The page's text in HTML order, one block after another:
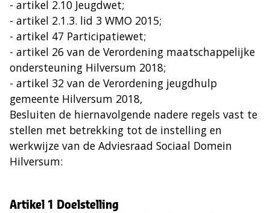
- artikel 2.10 Jeugdwet;
- artikel 2.1.3. lid 3 WMO 2015;
- artikel 47 Participatiewet;
- artikel 26 van de Verordening maatschappelijke
ondersteuning Hilversum 2018;
- artikel 32 van de Verordening jeugdhulp
gemeente Hilversum 2018,
Besluiten de hiernavolgende nadere regels vast te
stellen met betrekking tot de instelling en
werkwijze van de Adviesraad Sociaal Domein
Hilversum:
Artikel 1 Doelstelling